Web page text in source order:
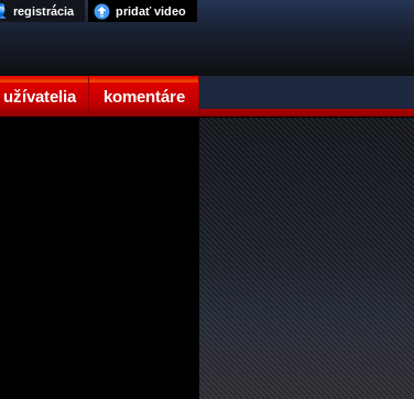
užívatelia komentáre
pridať video
registrácia